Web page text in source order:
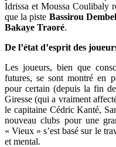
Idrissa et Moussa Coulibaly
que la piste Bassirou
Bakaye Traoré.
De l’état d’esprit des
Les joueurs, bien que
futures, se sont montré en
pour certain (depuis la fin
Giresse (qui a vraiment
le capitaine Cédric Kanté,
nouveau clubs pour une
« Vieux » s’est basé sur le
et mental.